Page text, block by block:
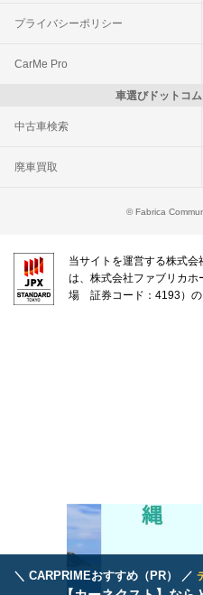
＼ CARPRIMEおすすめ（PR） ／
プライバシーポリシー
CarMe Pro
車選びドットコム
中古車検索
廃車買取
© Fabrica
当サイトを運営する株式
は、株式会社ファブリカ
場 証券コード：4193）の